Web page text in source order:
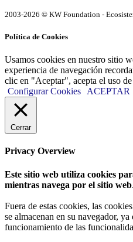
2003-2026 © KW Foundation -
Política de Cookies
Usamos cookies en nuestro sitio
experiencia de navegación
clic en "Aceptar", acepta el uso
Configurar Cookies
ACEPTAR
Cerrar
Privacy Overview
Este sitio web utiliza cookies
mientras navega por el sitio web.
Fuera de estas cookies, las
se almacenan en su navegador, ya
funcionamiento de las